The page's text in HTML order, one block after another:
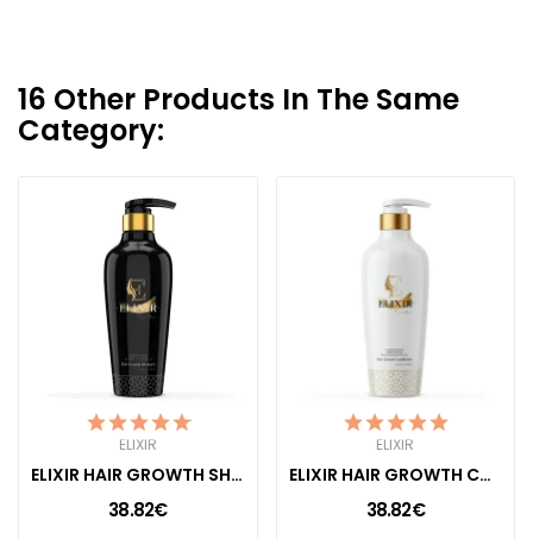
16 Other Products In The Same
Category:
ELIXIR
ELIXIR HAIR GROWTH SHAMPOO
38.82€
ELIXIR
ELIXIR HAIR GROWTH CONDITIONER
38.82€